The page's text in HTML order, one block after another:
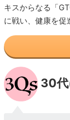
キスからなる「
に戦い、健康を促
30代